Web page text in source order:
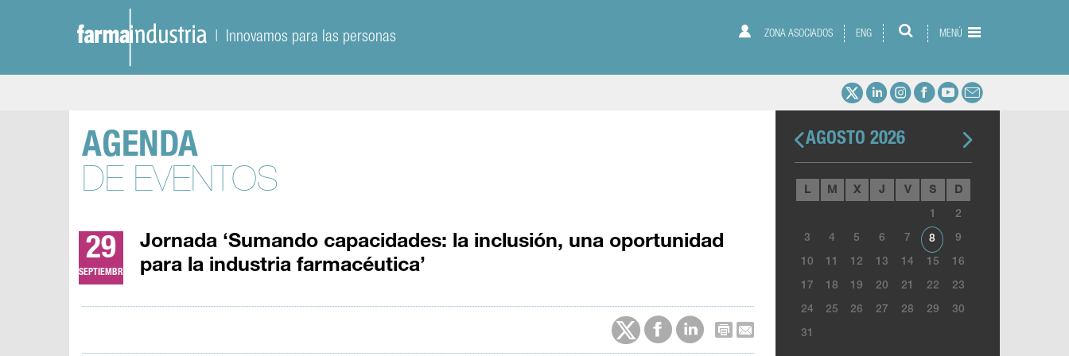
| Innovamos para las personas ZONA ASOCIADOS ENG MENÚ
AGENDA
DE EVENTOS
29
SEPTIEMBRE
Jornada ‘Sumando capacidades: la inclusión, una oportunidad
para la industria farmacéutica’
AGOSTO 2026
L M X J V S D
1 2
3 4 5 6 7 8 9
10 11 12 13 14 15 16
17 18 19 20 21 22 23
24 25 26 27 28 29 30
31